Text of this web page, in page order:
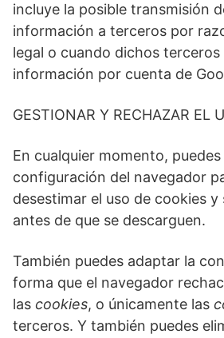
incluye la posible transmisión
información a terceros por
legal o cuando dichos terceros
información por cuenta de
GESTIONAR Y RECHAZAR EL
En cualquier momento,
configuración del navegador
desestimar el uso de cookies
antes de que se descarguen.
También puedes adaptar la
forma que el navegador
las cookies, o únicamente las
terceros. Y también puedes